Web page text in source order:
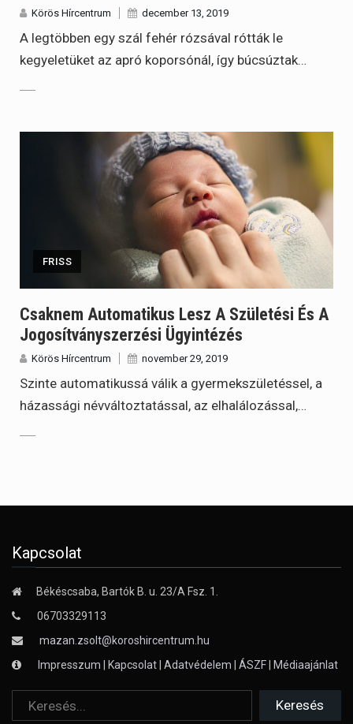
Körös Hírcentrum december 13, 2019
A legtöbben egy szál fehér rózsával rótták le
kegyeletüket az apró koporsónál, így búcsúztak…
FRISS
Csaknem Automatikus Lesz A Születési És A
Jogosítványszerzési Ügyintézés
Körös Hírcentrum november 29, 2019
Szinte automatikussá válik a gyermekszületéssel, a
házassági névváltoztatással, az elhalálozással,…
Kapcsolat
Békéscsaba, Bartók B. u. 23/A Fsz. 1.
06703329113
mazan.zsolt@koroshircentrum.hu
Impresszum
Kapcsolat Adatvédelem ÁSZF Médiaajánlat